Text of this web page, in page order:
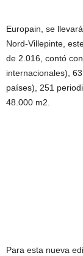
Europain, se
Nord-Villepinte,
de 2.016, contó
internacionales),
países), 251
48.000 m2.
Para esta nueva